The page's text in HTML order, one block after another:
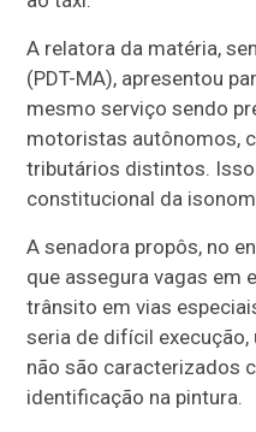
A relatora da matéria,
(PDT-MA), apresentou
mesmo serviço sendo
motoristas autônomos,
tributários distintos.
constitucional da
A senadora propôs, no
que assegura vagas em
trânsito em vias
seria de difícil execução,
não são caracterizados
identificação na pintura.